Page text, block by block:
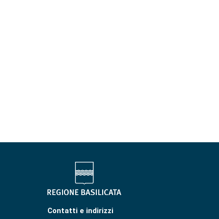
Contatti e indirizzi